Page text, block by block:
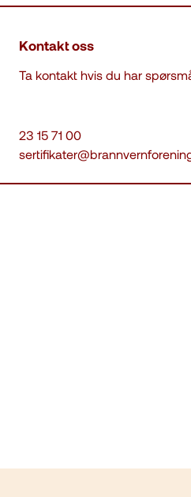
Kontakt oss
Ta kontakt hvis du har
23 15 71 00